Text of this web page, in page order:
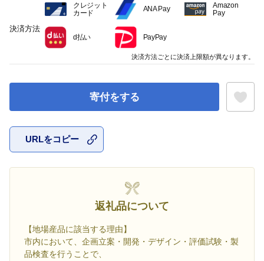
寄付をする
URLをコピー
返礼品について
【地場産品に該当する理由】
市内において、企画立案・開発・デザイン・評価試験・製
品検査を行うことで、
決済方法
クレジット
カード
ANA Pay
Amazon
Pay
d払い PayPay
決済方法ごとに決済上限額が異なります。